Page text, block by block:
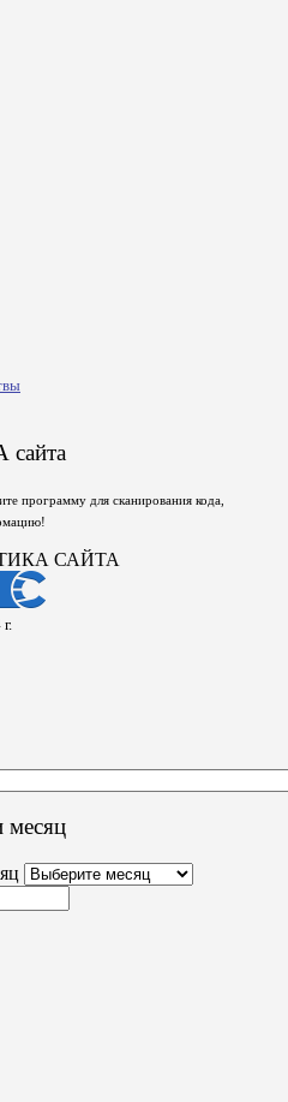
программу для сканирования кода,
САЙТА
месяц